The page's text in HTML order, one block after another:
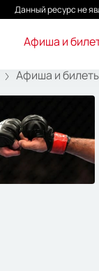
Данный ресурс не
Афиша и
Афиша и